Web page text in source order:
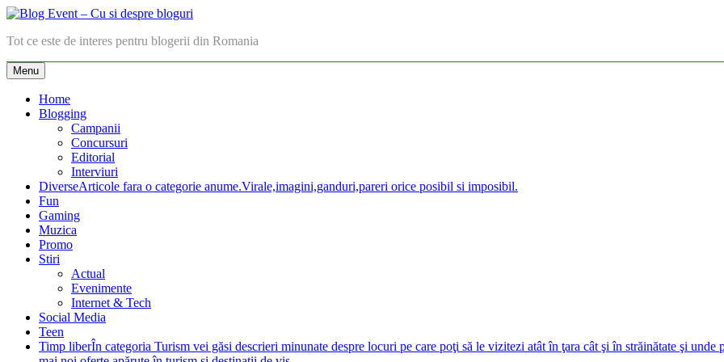
Skip
content
Blog Event – Cu si despre bloguri
Tot ce este de interes pentru blogerii din Romania
Menu
Home
Blogging
Campanii
Concursuri
Editorial
Interviuri
DiverseArticole fara o categorie anume.Virale,imagini,ganduri,pareri orice posibil si imposibil.
Fun
Gaming
Muzica
Promo
Stiri
Actual
Evenimente
Internet & Tech
Social Media
Teen
Timp liberÎn categoria Turism vei găsi descrieri minunate despre locuri pe care poţi să le vizitezi atât în ţara cât şi în străinătate şi